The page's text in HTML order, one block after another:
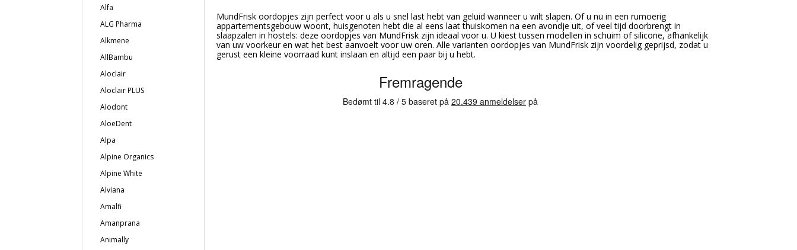
Alfa
ALG Pharma
Alkmene
AllBambu
Aloclair
Aloclair PLUS
Alodont
AloeDent
Alpa
Alpine Organics
Alpine White
Alviana
Amalfi
Amanprana
Animally
MundFrisk oordopjes zijn perfect voor u als u snel last hebt van geluid wanneer u wilt slapen. Of u nu in een rumoerig
appartementsgebouw woont, huisgenoten hebt die al eens laat thuiskomen na een avondje uit, of veel tijd doorbrengt in
slaapzalen in hostels: deze oordopjes van MundFrisk zijn ideaal voor u. U kiest tussen modellen in schuim of silicone, afhankelijk
van uw voorkeur en wat het best aanvoelt voor uw oren. Alle varianten oordopjes van MundFrisk zijn voordelig geprijsd, zodat u
gerust een kleine voorraad kunt inslaan en altijd een paar bij u hebt.